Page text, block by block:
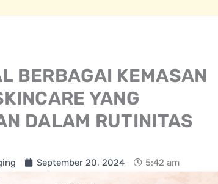
BERBAGAI KEMASAN
YANG
DALAM RUTINITAS
September 20, 2024 5:42 am